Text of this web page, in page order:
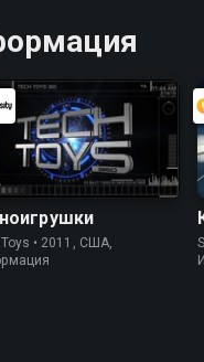
• 2011, США,